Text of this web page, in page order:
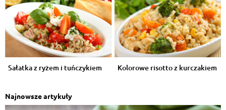
Sałatka z ryżem i tuńczykiem Kolorowe risotto z kurczakiem
Najnowsze artykuły